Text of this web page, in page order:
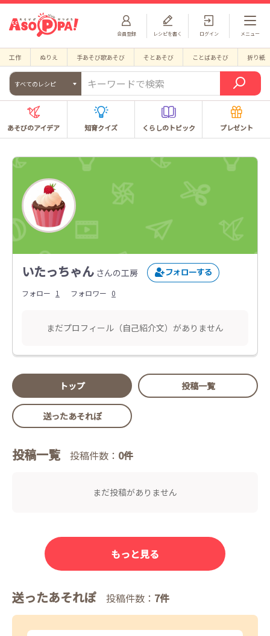
会員登録 ログイン
レシピを書く メニュー
工作 ぬりえ 手あそび歌あそび そとあそび ことばあそび 折り紙
すべてのレシピ
あそびのアイデア 知育クイズ くらしのトピック プレゼント
いたっちゃん さんの工房
フォロー 1 フォロワー 0
まだプロフィール（自己紹介文）がありません
トップ 投稿一覧
送ったあそれぽ
投稿一覧 投稿件数： 0件
まだ投稿がありません
もっと見る
送ったあそれぽ 投稿件数： 7件